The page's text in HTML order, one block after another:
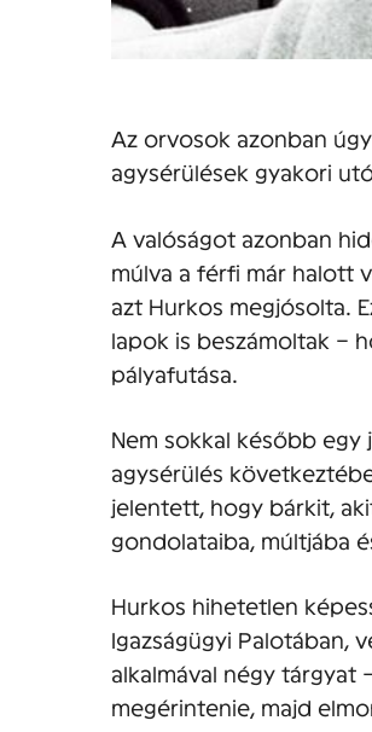
Az orvosok azonban
agysérülések gyakori
A valóságot azonban
múlva a férfi már halott
azt Hurkos megjósolta.
lapok is beszámoltak –
pályafutása.
Nem sokkal később
agysérülés
jelentett, hogy bárkit,
gondolataiba, múltjába
Hurkos hihetetlen
Igazságügyi
alkalmával négy
megérintenie, majd